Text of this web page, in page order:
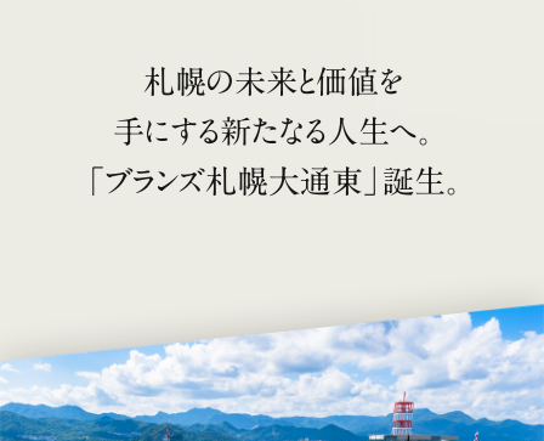
札幌の未来と価値を
手にする新たなる人生へ。
「ブランズ札幌大通東」誕生。